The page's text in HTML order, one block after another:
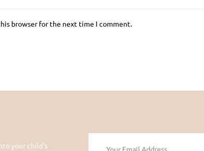
browser for the next time I comment.
your child's